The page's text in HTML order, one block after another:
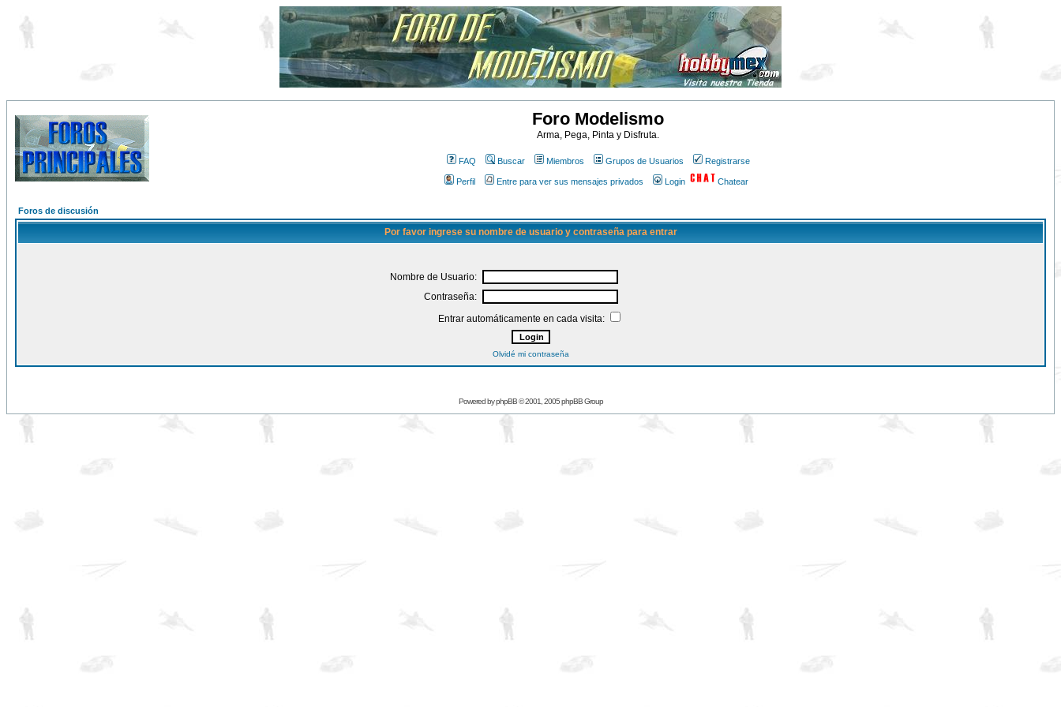
Foro Modelismo
Arma, Pega, Pinta y Disfruta.
FAQ Buscar Miembros Grupos de Usuarios Registrarse
Perfil Entre para ver sus mensajes privados Login Chatear
Foros de discusión
Por favor ingrese su nombre de usuario y contraseña para entrar
Nombre de Usuario:
Contraseña:
Entrar automáticamente en cada visita:
Olvidé mi contraseña
Powered byphpBB© 2001, 2005 phpBB Group